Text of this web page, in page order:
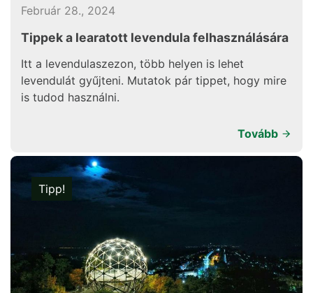
Február 28., 2024
Tippek a learatott levendula felhasználására
Itt a levendulaszezon, több helyen is lehet
levendulát gyűjteni. Mutatok pár tippet, hogy mire
is tudod használni.
Tovább
Tipp!